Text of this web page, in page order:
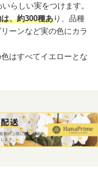
らしい実をつけます。
、約300種あり、品種
ーンなど実の色にカラ
はすべてイエローとな